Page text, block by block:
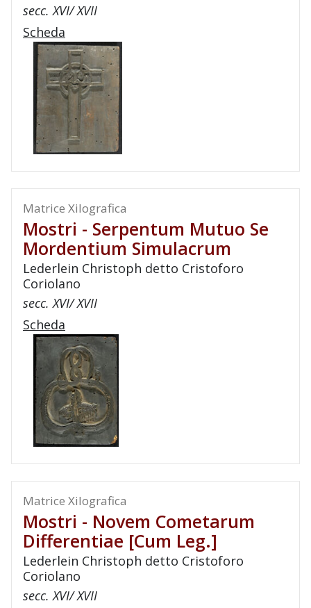
secc. XVI/ XVII
Scheda
Matrice Xilografica
Mostri - Serpentum Mutuo Se
Mordentium Simulacrum
Lederlein Christoph detto Cristoforo
Coriolano
secc. XVI/ XVII
Scheda
Matrice Xilografica
Mostri - Novem Cometarum
Differentiae [cum Leg.]
Lederlein Christoph detto Cristoforo
Coriolano
secc. XVI/ XVII